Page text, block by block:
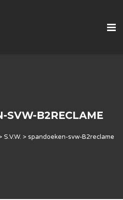
SVW-B2RECLAME
S.V.W. > spandoeken-svw-B2reclame